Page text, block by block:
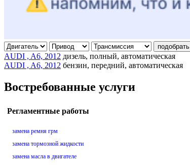
подобрать
AUDI , A6, 2012 дизель, полный, автоматическая
AUDI , A6, 2012 бензин, передний, автоматическая
Востребованные услуги
Регламентные работы
замена ремня грм
замена тормозной жидкости
замена масла в двигателе